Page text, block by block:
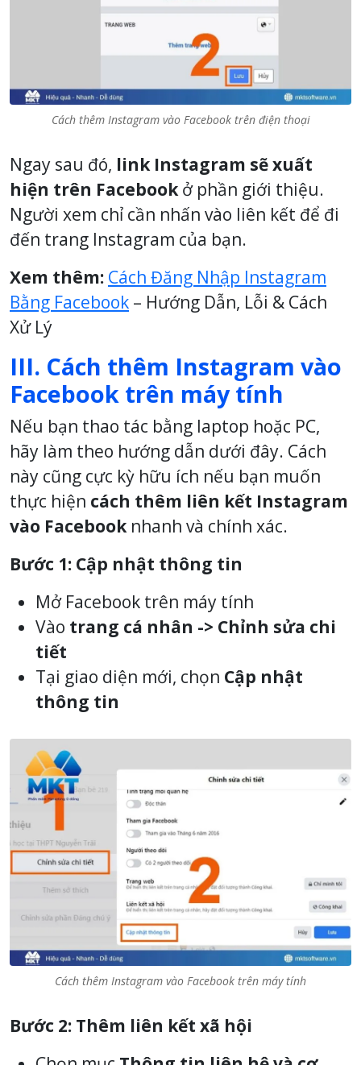
Cách thêm Instagram vào Facebook trên điện thoại
Ngay sau đó, link Instagram sẽ xuất
hiện trên Facebookở phần giới thiệu.
Người xem chỉ cần nhấn vào liên kết để đi
đến trang Instagram của bạn.
Xem thêm: Cách Đăng Nhập Instagram
Bằng Facebook – Hướng Dẫn, Lỗi & Cách
Xử Lý
III. Cách thêm Instagram vào
Facebook trên máy tính
Nếu bạn thao tác bằng laptop hoặc PC,
hãy làm theo hướng dẫn dưới đây. Cách
này cũng cực kỳ hữu ích nếu bạn muốn
thực hiện cách thêm liên kết Instagram
vào Facebooknhanh và chính xác.
Bước 1: Cập nhật thông tin
Mở Facebook trên máy tính
Vào trang cá nhân -> Chỉnh sửa chi
tiết
Tại giao diện mới, chọn Cập nhật
thông tin
Cách thêm Instagram vào Facebook trên máy tính
Bước 2: Thêm liên kết xã hội